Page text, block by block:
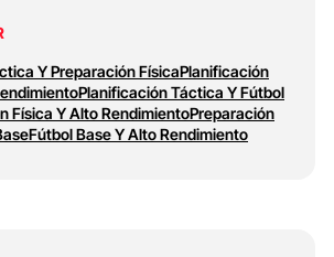
Y Preparación FísicaPlanificación
Planificación Táctica Y Fútbol
Física Y Alto RendimientoPreparación
Fútbol Base Y Alto Rendimiento